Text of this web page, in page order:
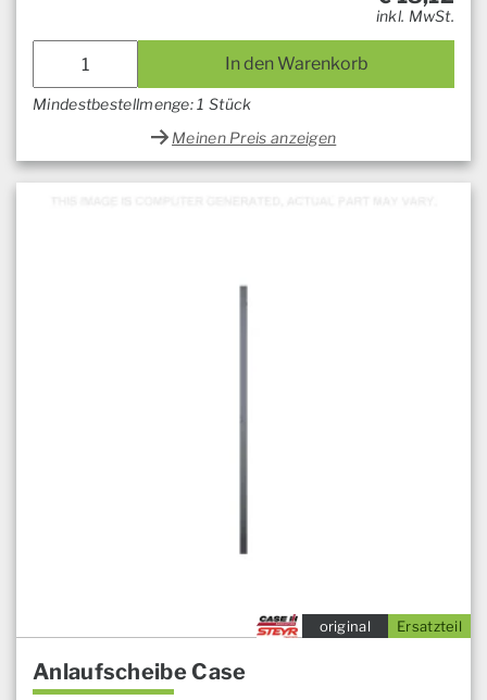
inkl. MwSt.
In den Warenkorb
Mindestbestellmenge: 1 Stück
Meinen Preis anzeigen
Ersatzteil
original
Anlaufscheibe Case